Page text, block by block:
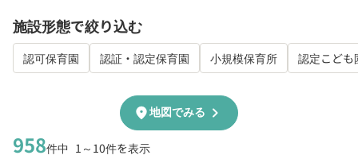
施設形態で絞り込む
認可保育園 認証・認定保育園 小規模保育所 認定こども
958件中 1～10件を表示
location_on地図でみる chevron_right